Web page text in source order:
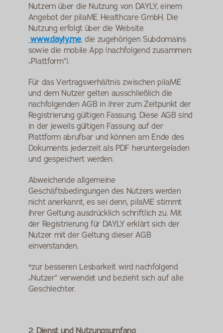
Nutzern über die Nutzung von DAYLY, einem
Angebot der pilaME Healthcare GmbH. Die
Nutzung erfolgt über die Website
www.dayly.me, die zugehörigen Subdomains
sowie die mobile App (nachfolgend zusammen:
„Plattform“).
Für das Vertragsverhältnis zwischen pilaME
und dem Nutzer gelten ausschließlich die
nachfolgenden AGB in ihrer zum Zeitpunkt der
Registrierung gültigen Fassung. Diese AGB sind
in der jeweils gültigen Fassung auf der
Plattform abrufbar und können am Ende des
Dokuments jederzeit als PDF heruntergeladen
und gespeichert werden.
Abweichende allgemeine
Geschäftsbedingungen des Nutzers werden
nicht anerkannt, es sei denn, pilaME stimmt
ihrer Geltung ausdrücklich schriftlich zu. Mit
der Registrierung für DAYLY erklärt sich der
Nutzer mit der Geltung dieser AGB
einverstanden.
*zur besseren Lesbarkeit wird nachfolgend
„Nutzer“ verwendet und bezieht sich auf alle
Geschlechter.
2. Dienst und Nutzungsumfang